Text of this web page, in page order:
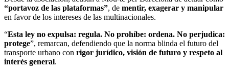
“portavoz de las plataformas”, de mentir, exagerar y manipular
en favor de los intereses de las multinacionales.
“Esta ley no expulsa: regula. No prohíbe: ordena. No perjudica:
protege”, remarcan, defendiendo que la norma blinda el futuro del
transporte urbano con rigor jurídico, visión de futuro y respeto al
interés general.